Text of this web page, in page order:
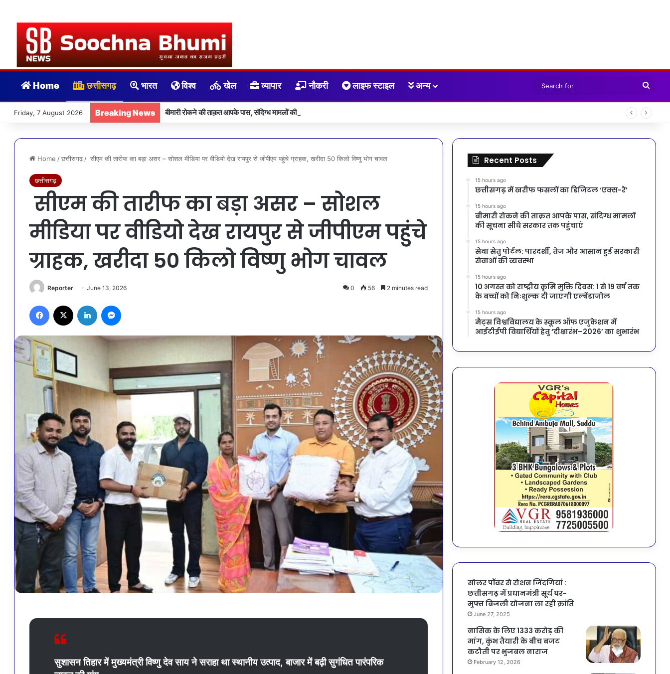
Home छत्तीसगढ़ भारत विश्व खेल व्यापार नौकरी लाइफ स्टाइल अन्य
for
Friday, 7 August 2026 Breaking News बीमारी रोकने की ताक़त आपके पास, संदिग्ध मामलों की सूचना सीधे सरकार तक पहुंचाएं
Home / छत्तीसगढ़ / सीएम की तारीफ का बड़ा असर – सोशल मीडिया पर वीडियो देख रायपुर से जीपीएम पहुंचे ग्राहक, खरीदा 50 किलो विष्णु भोग चावल
छत्तीसगढ़
सीएम की तारीफ का बड़ा असर – सोशल
मीडिया पर वीडियो देख रायपुर से जीपीएम पहुंचे
ग्राहक, खरीदा 50 किलो विष्णु भोग चावल
Reporter June 13, 2026 0 56 2 minutes read
Facebook LinkedIn
सुशासन तिहार में मुख्यमंत्री विष्णु देव साय ने सराहा था स्थानीय उत्पाद, बाजार में बढ़ी सुगंधित पारंपरिक
Recent Posts
15 hours ago
छत्तीसगढ़ में खरीफ फसलों का डिजिटल ‘एक्स-रे’
15 hours ago
बीमारी रोकने की ताक़त आपके पास, संदिग्ध मामलों
की सूचना सीधे सरकार तक पहुंचाएं
15 hours ago
सेवा सेतु पोर्टल: पारदर्शी, तेज और आसान हुई सरकारी
सेवाओं की व्यवस्था
15 hours ago
10 अगस्त को राष्ट्रीय कृमि मुक्ति दिवस: 1 से 19 वर्ष तक
के बच्चों को निःशुल्क दी जाएगी एल्बेंडाजोल
15 hours ago
मैट्स विश्वविद्यालय के स्कूल ऑफ एजुकेशन में
आईटीईपी विद्यार्थियों हेतु ‘दीक्षारंभ–2026’ का शुभारंभ
सोलर पॉवर से रोशन जिंदगियां :
छत्तीसगढ़ में प्रधानमंत्री सूर्य घर-
मुफ्त बिजली योजना ला रही क्रांति
June 27, 2025
नासिक के लिए 1333 करोड़ की
मांग, कुंभ तैयारी के बीच बजट
कटौती पर भुजबल नाराज
February 12, 2026